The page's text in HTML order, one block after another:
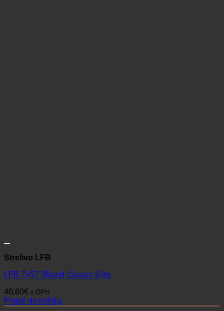
Strelivo LFB
LFB 7×57 3Band Classic 6,9g
40,60€ s DPH
Pridať do košíka